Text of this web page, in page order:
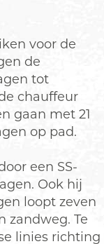
voor de
de
tot
chauffeur
gaan met 21
op pad.
een SS-
Ook hij
loopt zeven
zandweg. Te
linies richting